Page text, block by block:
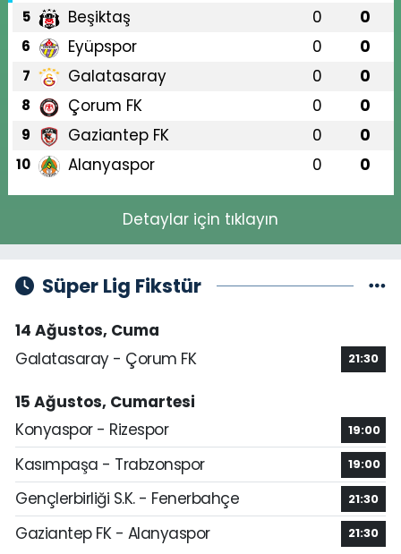
5 Beşiktaş 0 0
6 Eyüpspor 0 0
7 Galatasaray 0 0
8 Çorum FK 0 0
9 Gaziantep FK 0 0
10 Alanyaspor 0 0
Detaylar için tıklayın
Süper Lig Fikstür
14 Ağustos, Cuma
Galatasaray - Çorum FK
21:30
15 Ağustos, Cumartesi
Konyaspor - Rizespor
19:00
Kasımpaşa - Trabzonspor 19:00
Gençlerbirliği S.K. - Fenerbahçe 21:30
Gaziantep FK - Alanyaspor 21:30